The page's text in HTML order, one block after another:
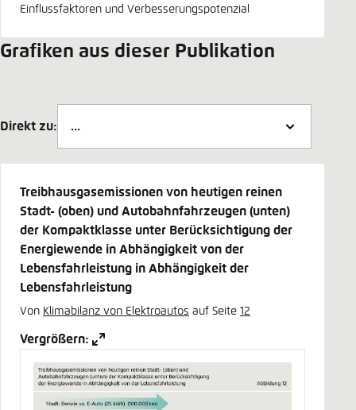
Einflussfaktoren und Verbesserungspotenzial
Grafiken aus dieser Publikation
Direkt zu:
Treibhausgasemissionen von heutigen reinen
Stadt- (oben) und Autobahnfahrzeugen (unten)
der Kompaktklasse unter Berücksichtigung der
Energiewende in Abhängigkeit von der
Lebensfahrleistung in Abhängigkeit der
Lebensfahrleistung
Von Klimabilanz von Elektroautos auf Seite 12
Vergrößern: